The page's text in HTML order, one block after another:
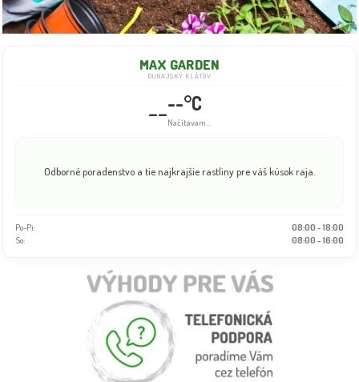
MAX GARDEN
DUNAJSKÝ KLÁTOV
----°C
Načítavam...
Odborné poradenstvo a tie najkrajšie rastliny pre váš kúsok raja.
Po-Pi:
08:00 - 18:00
So:
08:00 - 16:00